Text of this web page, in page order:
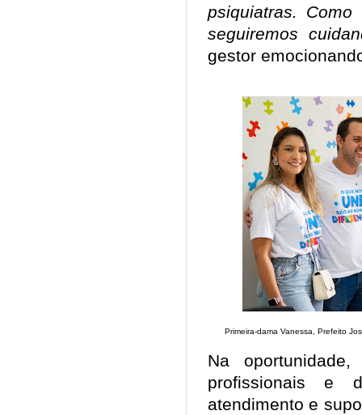
psiquiatras.
seguiremos
gestor
Primeira-dama Vanessa, Prefeito
Na
profissionais e
atendimento e